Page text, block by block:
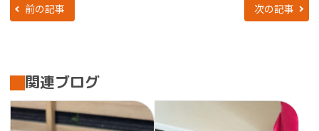
前の記事 次の記事
関連ブログ